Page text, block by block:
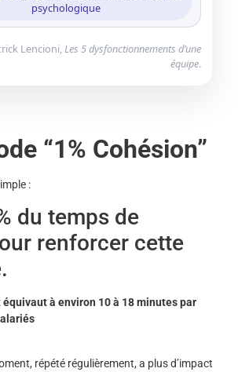
psychologique
Lencioni,Les 5 dysfonctionnements d’une
équipe.
“1% Cohésion”
:
du temps de
renforcer cette
à environ 10 à 18 minutes par
répété régulièrement, a plus d’impact